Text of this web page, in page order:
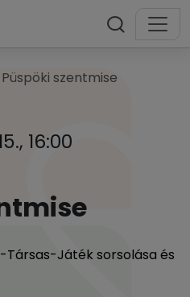
Püspöki szentmise
16:00
Társas-Játék sorsolása és